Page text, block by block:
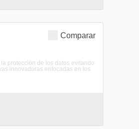
Comparar
protección de los datos evitando
innovadoras enfocadas en los